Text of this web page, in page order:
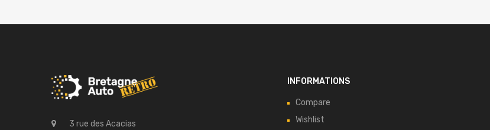
3 rue des Acacias
INFORMATIONS
Compare
Wishlist